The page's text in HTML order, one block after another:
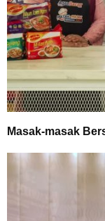
Masak-masak